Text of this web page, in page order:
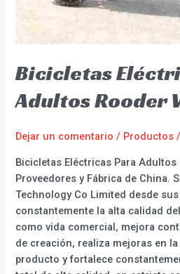
Bicicletas
Adultos Rooder
Dejar un comentario / Productos
Bicicletas Eléctricas Para Adultos
Proveedores y Fábrica de China.
Technology Co Limited desde
constantemente la alta calidad
como vida comercial, mejora
de creación, realiza mejoras en
producto y fortalece